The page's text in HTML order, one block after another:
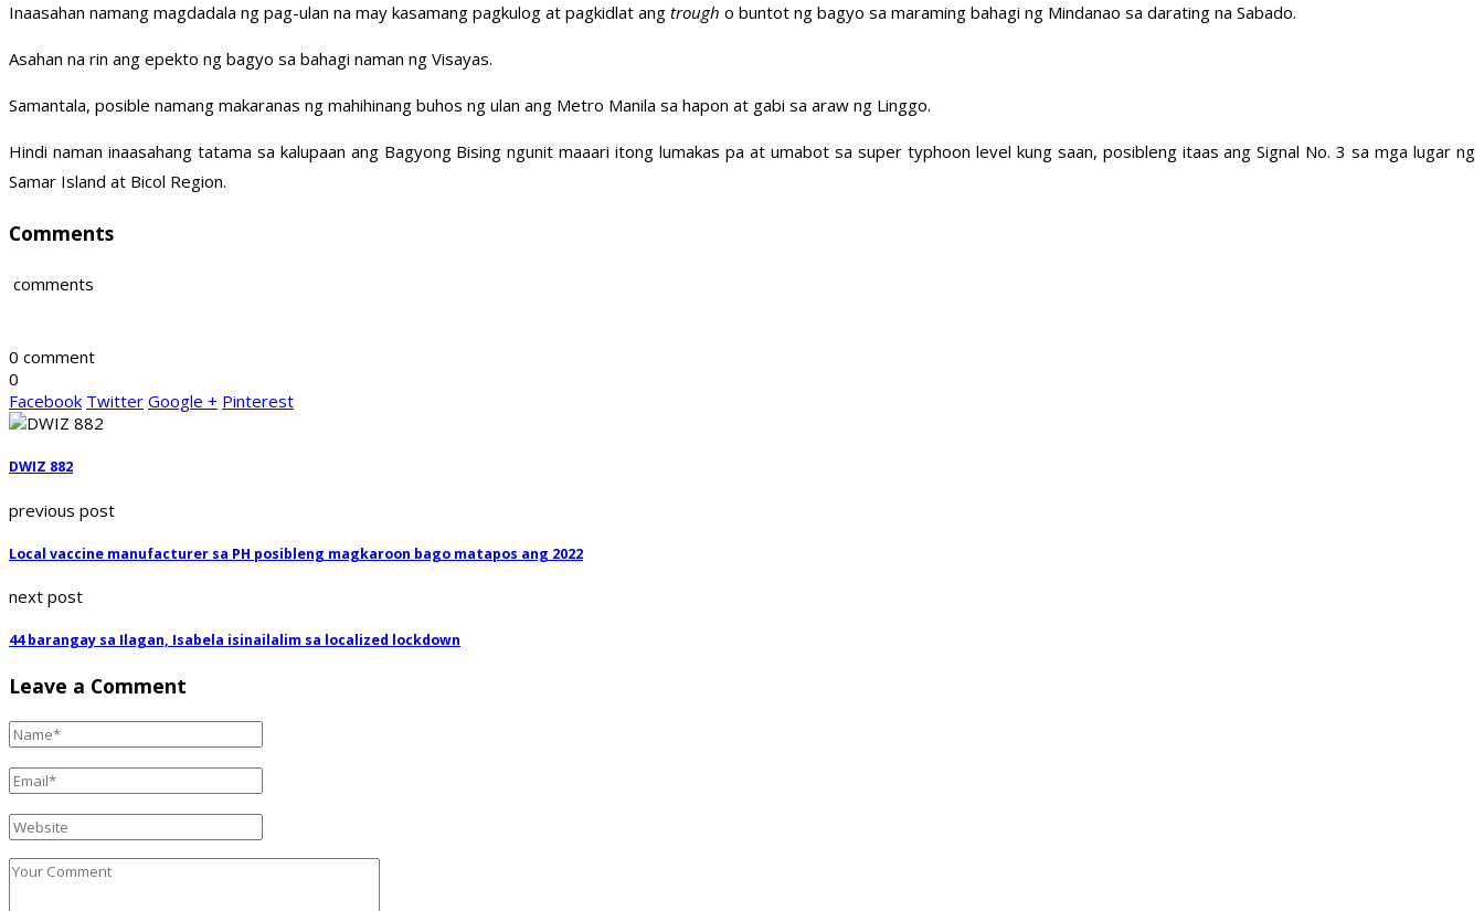
Inaasahan namang magdadala ng pag-ulan na may kasamang pagkulog at pagkidlat ang trough o buntot ng bagyo sa maraming bahagi ng Mindanao sa darating na Sabado.
Asahan na rin ang epekto ng bagyo sa bahagi naman ng Visayas.
Samantala, posible namang makaranas ng mahihinang buhos ng ulan ang Metro Manila sa hapon at gabi sa araw ng Linggo.
Hindi naman inaasahang tatama sa kalupaan ang Bagyong Bising ngunit maaari itong lumakas pa at umabot sa super typhoon level kung saan, posibleng itaas ang Signal No. 3 sa mga lugar ng
Samar Island at Bicol Region.
Comments
comments
0 comment
0
Facebook Twitter Google + Pinterest
DWIZ 882
previous post
Local vaccine manufacturer sa PH posibleng magkaroon bago matapos ang 2022
next post
44 barangay sa Ilagan, Isabela isinailalim sa localized lockdown
Leave a Comment